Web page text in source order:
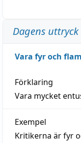
Dagens uttryck
Vara fyr och
Förklaring
Vara mycket
Exempel
Kritikerna är fyr